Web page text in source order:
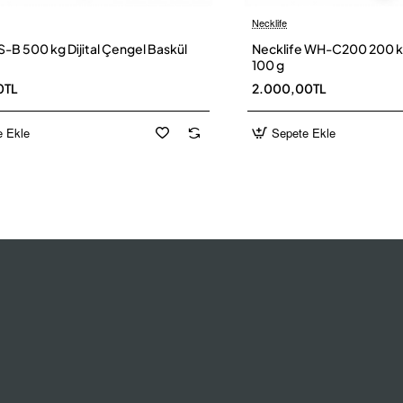
uzatır.
bakınız; veriler üretici broşürüne dayanmaktadır.
AL Serisi)
B 500 kg Dijital Çengel Baskül
Ekle
Necklife
Necklife WH-C200 200
100 g
2.000,00TL
Sepete Ekle